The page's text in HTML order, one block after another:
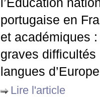
l’Education
portugaise en
et académiques
graves difficultés
langues
Lire l'article